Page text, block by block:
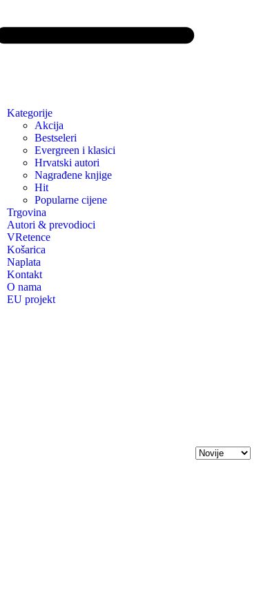
Kategorije
Akcija
Bestseleri
Evergreen i klasici
Hrvatski autori
Nagrađene knjige
Hit
Popularne cijene
Trgovina
Autori & prevodioci
VRetence
Košarica
Naplata
Kontakt
O nama
EU projekt